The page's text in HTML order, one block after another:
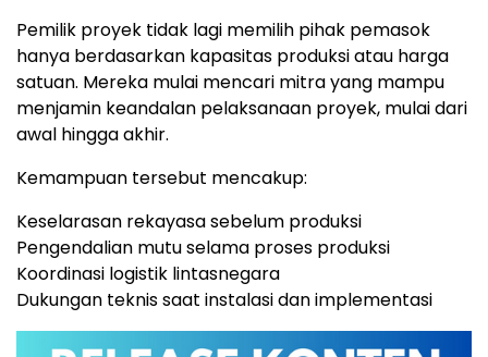
Pemilik proyek tidak lagi memilih pihak pemasok
hanya berdasarkan kapasitas produksi atau harga
satuan. Mereka mulai mencari mitra yang mampu
menjamin keandalan pelaksanaan proyek, mulai dari
awal hingga akhir.
Kemampuan tersebut mencakup:
Keselarasan rekayasa sebelum produksi
Pengendalian mutu selama proses produksi
Koordinasi logistik lintasnegara
Dukungan teknis saat instalasi dan implementasi